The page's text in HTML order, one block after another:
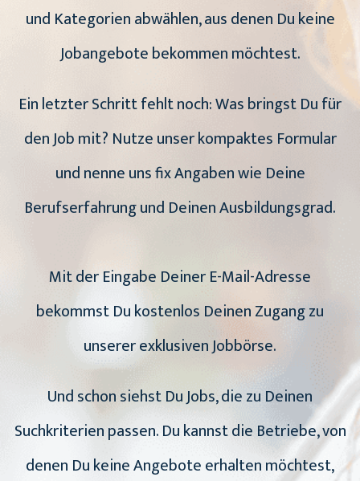
und Kategorien abwählen, aus denen Du keine
Jobangebote bekommen möchtest.
Ein letzter Schritt fehlt noch: Was bringst Du für
den Job mit? Nutze unser kompaktes Formular
und nenne uns fix Angaben wie Deine
Berufserfahrung und Deinen Ausbildungsgrad.
Mit der Eingabe Deiner E-Mail-Adresse
bekommst Du kostenlos Deinen Zugang zu
unserer exklusiven Jobbörse.
Und schon siehst Du Jobs, die zu Deinen
Suchkriterien passen. Du kannst die Betriebe, von
denen Du keine Angebote erhalten möchtest,